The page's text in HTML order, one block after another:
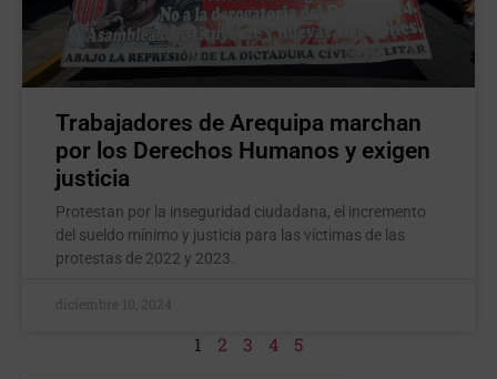
Trabajadores de Arequipa marchan
por los Derechos Humanos y exigen
justicia
Protestan por la inseguridad ciudadana, el incremento
del sueldo mínimo y justicia para las víctimas de las
protestas de 2022 y 2023.
diciembre 10, 2024
1 2 3 4 5